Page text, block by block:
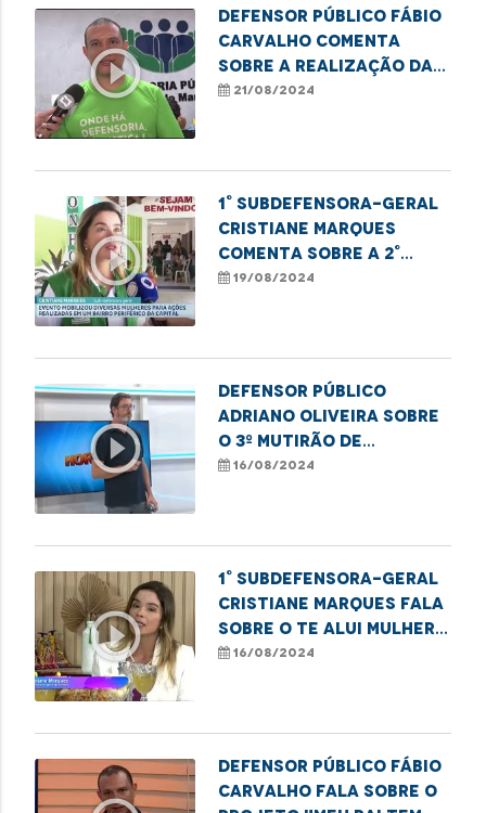
play_circle_outline
Defensor público Fábio
Carvalho comenta
sobre a realização da
edição do programa
21/08/2024
play_circle_outline
1° Subdefensora-geral
Cristiane Marques
comenta sobre a 2°
edição do projeto Te
19/08/2024
play_circle_outline
Defensor público
Adriano Oliveira sobre
o 3º Mutirão de
Registro de
16/08/2024
play_circle_outline
1° Subdefensora-geral
Cristiane Marques fala
sobre o Te Alui Mulher
ao Programa Café com
16/08/2024
Defensor público Fábio
Carvalho fala sobre o